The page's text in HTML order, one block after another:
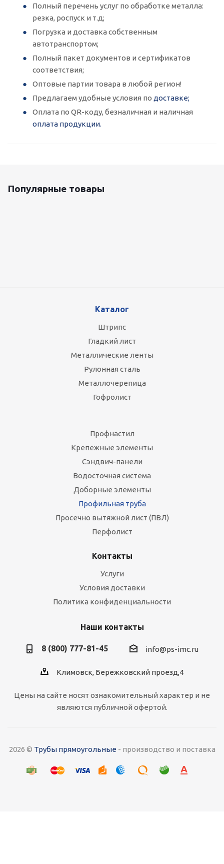
Полный перечень услуг по обработке металла:
резка, роспуск и т.д;
Погрузка и доставка собственным
автотранспортом;
Полный пакет документов и сертификатов
соответствия;
Оптовые партии товара в любой регион!
Предлагаем удобные условия по доставке;
Оплата по QR-коду, безналичная и наличная
оплата продукции.
Популярные товары
Каталог
Штрипс
Гладкий лист
Металлические ленты
Рулонная сталь
Металлочерепица
Гофролист
Профнастил
Крепежные элементы
Сэндвич-панели
Водосточная система
Доборные элементы
Профильная труба
Просечно вытяжной лист (ПВЛ)
Перфолист
Контакты
Услуги
Условия доставки
Политика конфиденциальности
Наши контакты
8 (800) 777-81-45 info@ps-imc.ru
Климовск, Бережковский проезд,4
Цены на сайте носят ознакомительный характер и не
являются публичной офертой.
2026 © Трубы прямоугольные - производство и поставка